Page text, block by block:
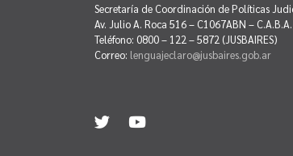
Secretaría de Coordinación de Políticas
Av. Julio A. Roca 516 – C1067ABN – C.A.B.A.
Teléfono: 0800 – 122 – 5872 (JUSBAIRES)
Correo: lenguajeclaro@jusbaires.gob.ar